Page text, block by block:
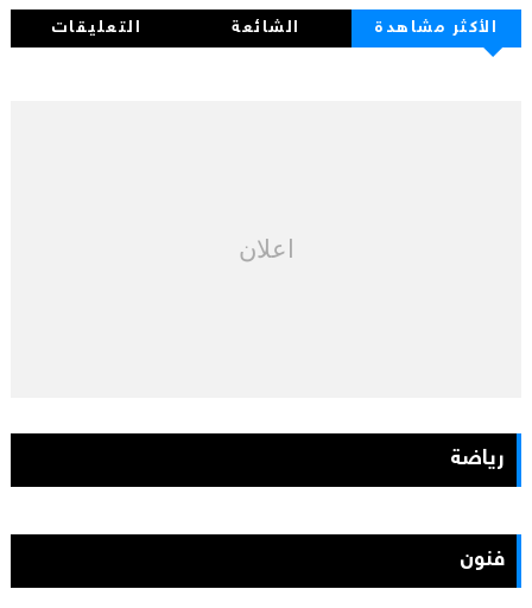
الأكثر مشاهدة الشائعة التعليقات
اعلان
رياضة
فنون